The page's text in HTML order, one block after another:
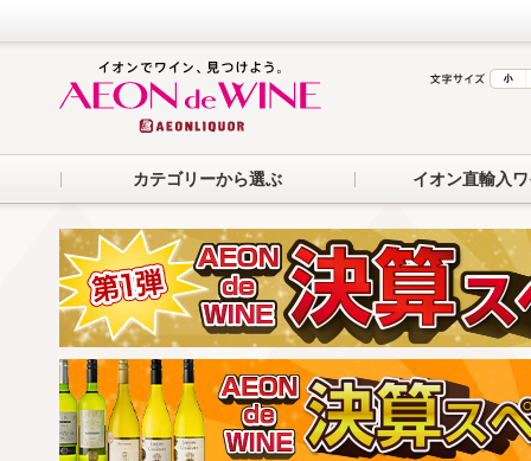
カテゴリーから選ぶ イオン直輸入